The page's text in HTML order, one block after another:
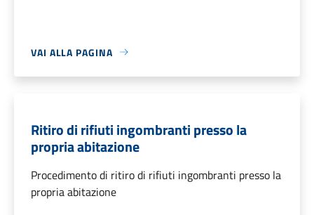
VAI ALLA PAGINA
Ritiro di rifiuti ingombranti presso la
propria abitazione
Procedimento di ritiro di rifiuti ingombranti presso la
propria abitazione